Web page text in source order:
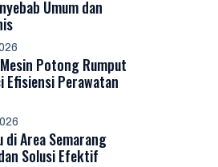
Umum dan
Potong Rumput
Efisiensi Perawatan
di Area Semarang
Solusi Efektif